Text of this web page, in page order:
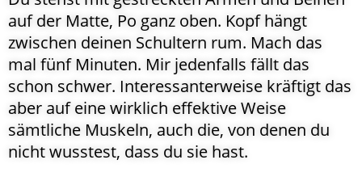
auf der Matte, Po ganz oben. Kopf hängt
zwischen deinen Schultern rum. Mach das
mal fünf Minuten. Mir jedenfalls fällt das
schon schwer. Interessanterweise kräftigt das
aber auf eine wirklich effektive Weise
sämtliche Muskeln, auch die, von denen du
nicht wusstest, dass du sie hast.